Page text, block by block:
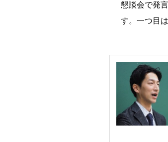
懇談会で発
す。一つ目は